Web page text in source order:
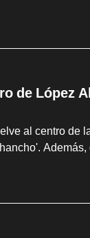
de López
al centro de